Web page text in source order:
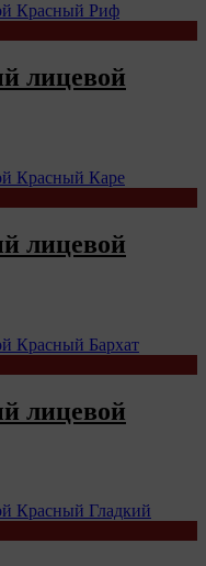
лицевой
лицевой
лицевой